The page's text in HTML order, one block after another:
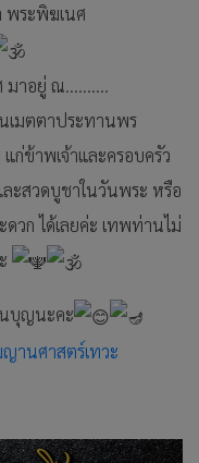
พระพิฆเนศ
มาอยู่ ณ..........
เมตตาประทานพร
ข้าพเจ้าและครอบครัว
ะสวดบูชาในวันพระ หรือ
วก ได้เลยค่ะ เทพท่านไม่
บุญนะคะ
านศาสตร์เทวะ